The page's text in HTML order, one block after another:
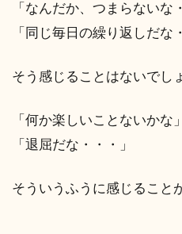
「なんだか、つまらないな
「同じ毎日の繰り返しだな
そう感じることはないでし
「何か楽しいことないかな」
「退屈だな・・・」
そういうふうに感じること